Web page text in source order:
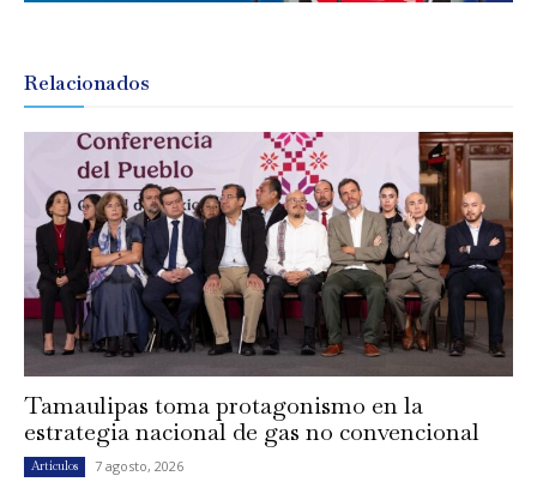
Relacionados
Tamaulipas toma protagonismo en la
estrategia nacional de gas no convencional
Artículos 7 agosto, 2026